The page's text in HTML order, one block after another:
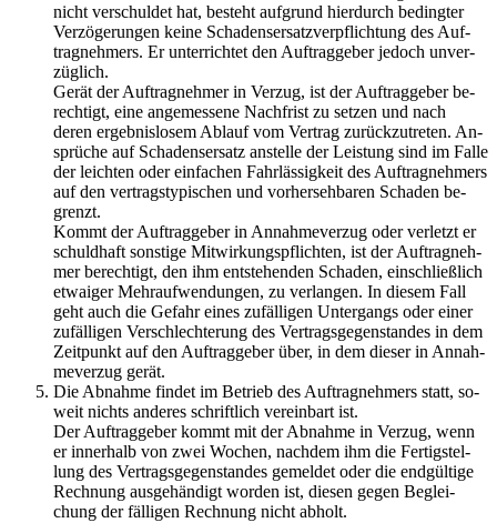
nicht ver­schul­det hat, be­steht auf­grund hier­durch be­ding­ter
Ver­zö­ge­run­gen keine Scha­dens­er­satz­ver­pflich­tung des Auf­
trag­neh­mers. Er un­ter­rich­tet den Auf­trag­ge­ber je­doch un­ver­
züg­lich.
Gerät der Auf­trag­neh­mer in Ver­zug, ist der Auf­trag­ge­ber be­
rech­tigt, eine an­ge­mes­se­ne Nach­frist zu set­zen und nach
deren er­geb­nis­lo­sem Ab­lauf vom Ver­trag zu­rück­zu­tre­ten. An­
sprü­che auf Scha­dens­er­satz an­stel­le der Leis­tung sind im Falle
der leich­ten oder ein­fa­chen Fahr­läs­sig­keit des Auf­trag­neh­mers
auf den ver­trags­ty­pi­schen und vor­her­seh­ba­ren Scha­den be­
grenzt.
Kommt der Auf­trag­ge­ber in An­nah­me­ver­zug oder ver­letzt er
schuld­haft sons­ti­ge Mit­wir­kungs­pflich­ten, ist der Auf­trag­neh­
mer be­rech­tigt, den ihm ent­ste­hen­den Scha­den, ein­schließ­lich
et­wai­ger Mehr­auf­wen­dun­gen, zu ver­lan­gen. In die­sem Fall
geht auch die Ge­fahr eines zu­fäl­li­gen Un­ter­gangs oder einer
zu­fäl­li­gen Ver­schlech­te­rung des Ver­trags­ge­gen­stan­des in dem
Zeit­punkt auf den Auf­trag­ge­ber über, in dem die­ser in An­nah­
me­ver­zug gerät.
Die Ab­nah­me fin­det im Be­trieb des Auf­trag­neh­mers statt, so­
weit nichts an­de­res schrift­lich ver­ein­bart ist.
Der Auf­trag­ge­ber kommt mit der Ab­nah­me in Ver­zug, wenn
er in­ner­halb von zwei Wo­chen, nach­dem ihm die Fer­tig­stel­
lung des Ver­trags­ge­gen­stan­des ge­mel­det oder die end­gül­ti­ge
Rech­nung aus­ge­hän­digt wor­den ist, die­sen gegen Be­glei­
chung der fäl­li­gen Rech­nung nicht ab­holt.